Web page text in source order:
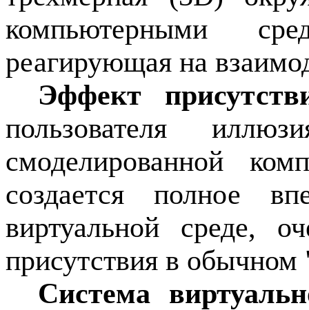
компьютерными
реагирующая на
Эффект
пользователя
смоделированной
создается полное
виртуальной среде,
присутствия в
Система